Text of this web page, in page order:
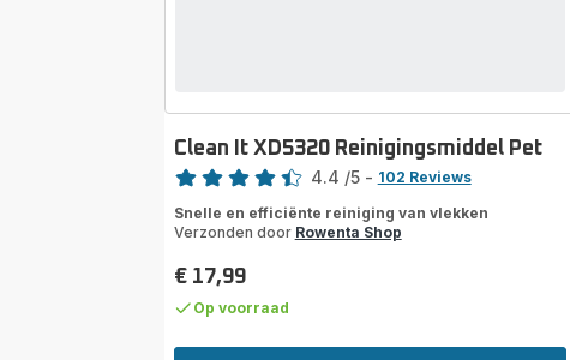
Clean It XD5320 Reinigingsmiddel Pet
Score
4.4 /5 - 102 Reviews
Snelle en efficiënte reiniging van vlekken
Verzonden door Rowenta Shop
Prijs
€ 17,99
Op voorraad